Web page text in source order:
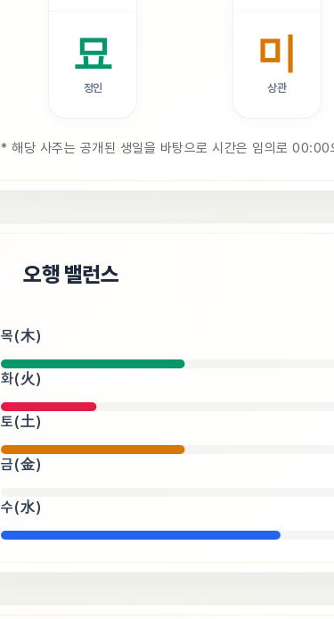
미
상관
묘
정인
* 해당 사주는 공개된 생일을 바탕으로 시간은 임의로 00:00
오행 밸런스
목(木)
화(火)
토(土)
금(金)
수(水)